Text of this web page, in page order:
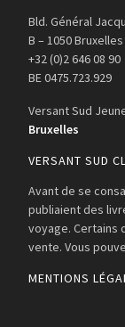
Bld. Général
B – 1050 Bruxelles
+32 (0)2 646 08 90
BE 0475.723.929
Versant Sud
Bruxelles
VERSANT SUD
Avant de se
publiaient des
voyage. Certains
vente. Vous
MENTIONS